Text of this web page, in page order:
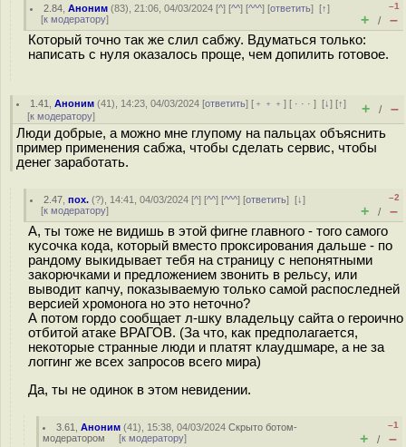
2.84 ,Аноним (83), 21:06, 04/03/2024 [^] [^^] [^^^] [ответить][↑]
[к модератору]
–1
+ / –
Который точно так же слил сабжу. Вдуматься только:
написать с нуля оказалось проще, чем допилить готовое.
1.41 ,Аноним (41), 14:23, 04/03/2024 [ответить] [ ﹢﹢﹢] [ · · ·][↓] [↑]
[к модератору] + / –
Люди добрые, а можно мне глупому на пальцах объяснить
пример применения сабжа, чтобы сделать сервис, чтобы
денег заработать.
2.47 ,пох. (?), 14:41, 04/03/2024 [^] [^^] [^^^] [ответить][↓]
[к модератору]
–2
+ / –
А, ты тоже не видишь в этой фигне главного - того самого
кусочка кода, который вместо проксирования дальше - по
рандому выкидывает тебя на страницу с непонятными
закорючками и предложением звонить в рельсу, или
выводит капчу, показываемую только самой распоследней
версией хромонога но это неточно?
А потом гордо сообщает л-шку владельцу сайта о героично
отбитой атаке ВРАГОВ. (За что, как предполагается,
некоторые странные люди и платят клаудшмаре, а не за
логгинг же всех запросов всего мира)
Да, ты не одинок в этом невидении.
3.61 ,Аноним (41), 15:38, 04/03/2024Скрыто ботом-
модератором [к модератору]
–1
+ / –